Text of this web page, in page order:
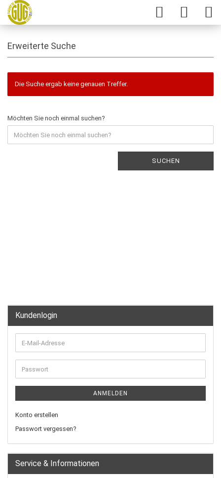
Erweiterte Suche
Die Suche ergab keine genauen Treffer.
Möchten Sie noch einmal suchen?
SUCHEN
Kundenlogin
ANMELDEN
Konto erstellen
Passwort vergessen?
Service & Informationen